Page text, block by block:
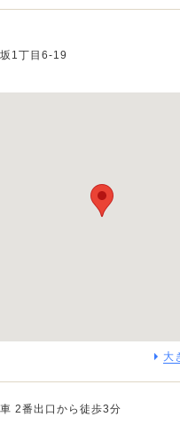
1丁目6‐19
大
2番出口から徒歩3分